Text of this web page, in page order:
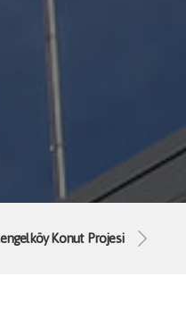
Konut Projesi